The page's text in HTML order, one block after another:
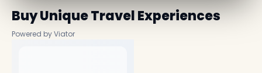
Buy Unique Travel Experiences
Powered by Viator